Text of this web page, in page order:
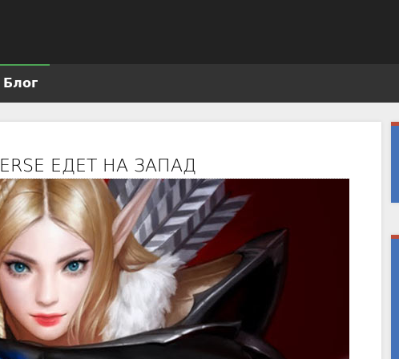
ЕДЕТ НА ЗАПАД
Блог